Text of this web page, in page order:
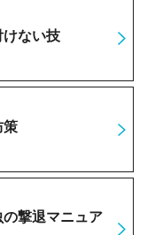
けない技
策
撃退マニュア